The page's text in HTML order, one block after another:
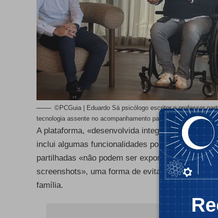
©PCGuia | Eduardo Sá psicólogo escritor e professor
tecnologia assente no acompanhamento parental e na
A plataforma, «desenvolvida integralmente na
inclui algumas funcionalidades pouco habituais
partilhadas «não podem ser exportadas para
screenshots», uma forma de evitar que o
família.
-